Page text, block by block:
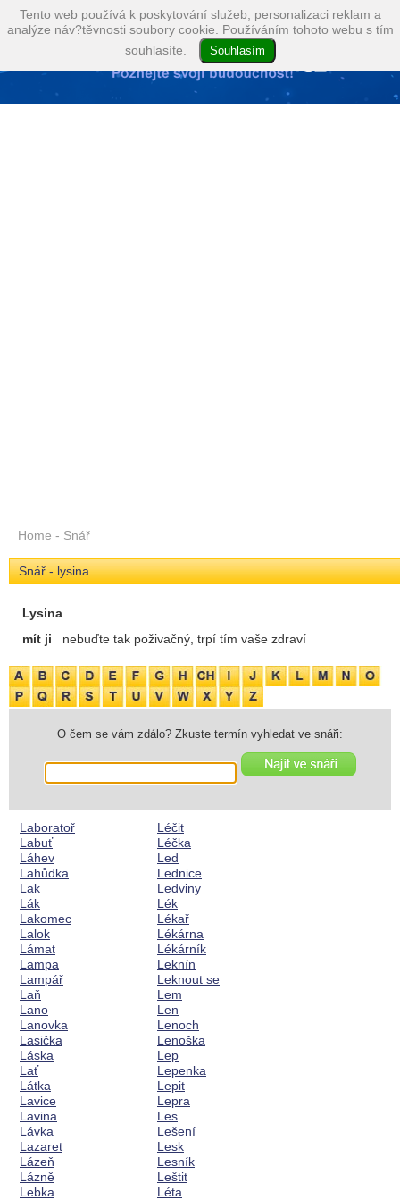
Home - Snář
Snář - lysina
Lysina
mít ji
nebuďte tak poživačný, trpí tím vaše zdraví
O čem se vám zdálo? Zkuste termín vyhledat ve snáři:
Laboratoř
Labuť
Láhev
Lahůdka
Lak
Lák
Lakomec
Lalok
Lámat
Lampa
Lampář
Laň
Lano
Lanovka
Lasička
Láska
Lať
Látka
Lavice
Lavina
Lávka
Lazaret
Lázeň
Lázně
Lebka
Léčit
Léčka
Led
Lednice
Ledviny
Lék
Lékař
Lékárna
Lékárník
Leknín
Leknout se
Lem
Len
Lenoch
Lenoška
Lep
Lepenka
Lepit
Lepra
Les
Lešení
Lesk
Lesník
Leštit
Léta
Tento web používá k poskytování služeb, personalizaci reklam a
analýze náv?těvnosti soubory cookie. Používáním tohoto webu s tím
souhlasíte.